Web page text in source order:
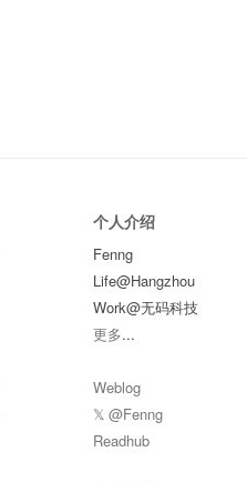
个人介绍
Fenng
Life@Hangzhou
Work@无码科技
更多...
Weblog
𝕏 @Fenng
Readhub